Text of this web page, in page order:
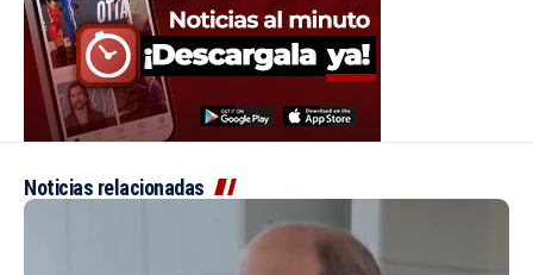
Noticias relacionadas